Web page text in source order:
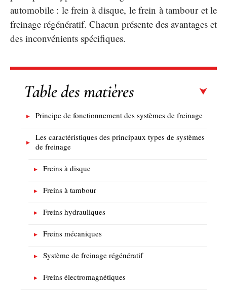
automobile : le frein à disque, le frein à tambour et le
freinage régénératif. Chacun présente des avantages et
des inconvénients spécifiques.
Table des matières
Principe de fonctionnement des systèmes de freinage
Les caractéristiques des principaux types de systèmes
de freinage
Freins à disque
Freins à tambour
Freins hydrauliques
Freins mécaniques
Système de freinage régénératif
Freins électromagnétiques